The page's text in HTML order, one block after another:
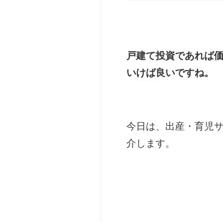
戸建て投資であれば
いけば良いですね。
今日は、出産・育児
介します。